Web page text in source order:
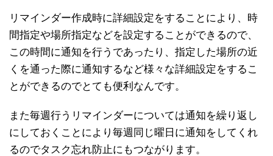
リマインダー作成時に詳細設定をすることにより、時
間指定や場所指定などを設定することができるので、
この時間に通知を行うであったり、指定した場所の近
くを通った際に通知するなど様々な詳細設定をするこ
とができるのでとても便利なんです。
また毎週行うリマインダーについては通知を繰り返し
にしておくことにより毎週同じ曜日に通知をしてくれ
るのでタスク忘れ防止にもつながります。